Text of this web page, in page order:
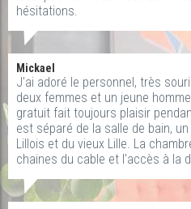
hésitations.
Mickael
J'ai adoré le personnel, très
deux femmes et un jeune
gratuit fait toujours plaisir
est séparé de la salle de bain,
Lillois et du vieux Lille. La
chaines du cable et l'accès à la